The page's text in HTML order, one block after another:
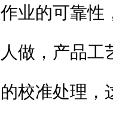
作业的可靠性
人做，产品
的校准处理，